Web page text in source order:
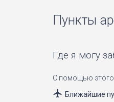
Пункты
Где я могу
С помощью этого
Ближайшие